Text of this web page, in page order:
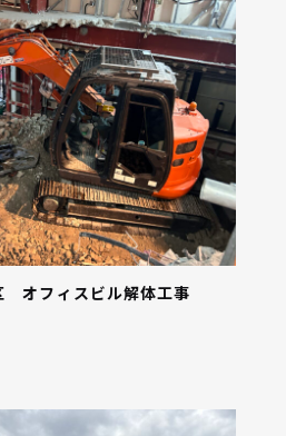
フィスビル解体工事